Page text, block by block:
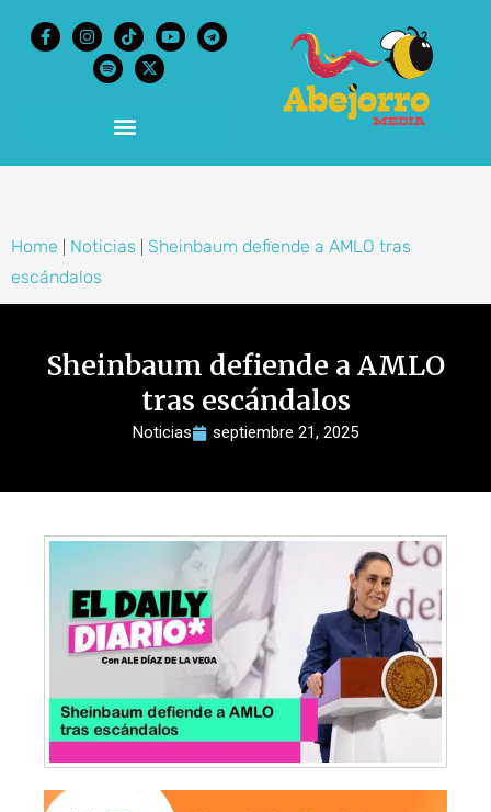
Home Noticias
Sheinbaum defiende a AMLO tras
escándalos
Sheinbaum defiende a AMLO
tras escándalos
Noticias septiembre 21, 2025